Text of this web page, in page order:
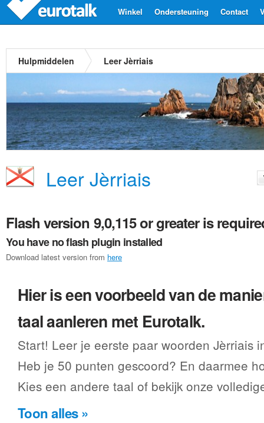
Contact
Ondersteuning
Winkel
Hulpmiddelen Leer Jèrriais
Leer Jèrriais
Flash version 9,0,115 or greater is
You have no flash plugin installed
Download latest version from here
Hier is een voorbeeld van de
taal aanleren met Eurotalk.
Start! Leer je eerste paar woorden Jèrriais
Heb je 50 punten gescoord? En daarmee
Kies een andere taal of bekijk onze
Toon alles »